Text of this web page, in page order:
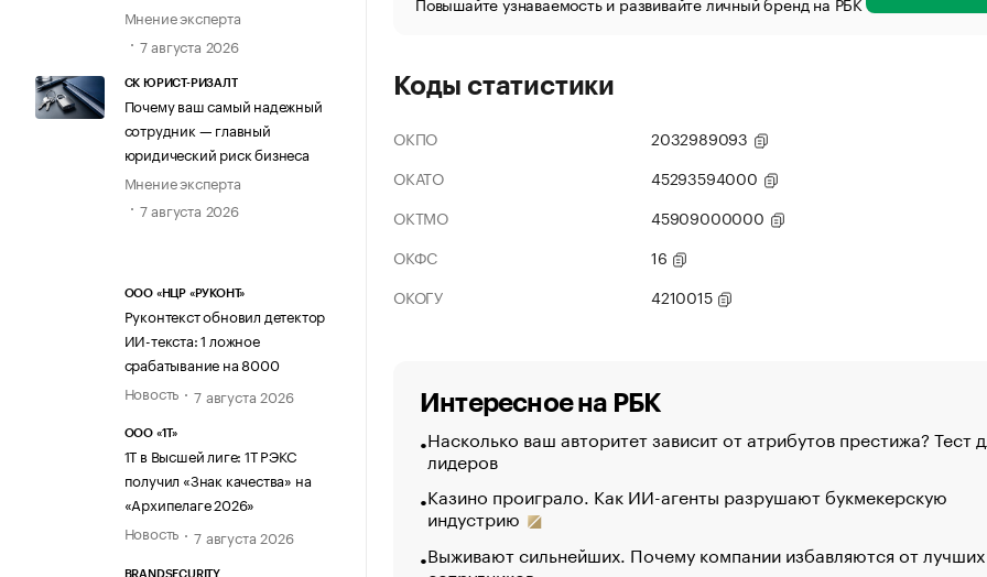
Мнение эксперта
7 августа 2026
СК ЮРИСТ-РИЗАЛТ
Почему ваш самый надежный
сотрудник — главный
юридический риск бизнеса
Мнение эксперта
7 августа 2026
ООО «НЦР «РУКОНТ»
Руконтекст обновил детектор
ИИ-текста: 1 ложное
срабатывание на 8000
Новость
7 августа 2026
ООО «1Т»
1Т в Высшей лиге: 1Т РЭКС
получил «Знак качества» на
«Архипелаге 2026»
Новость
7 августа 2026
BRANDSECURITY
Коды статистики
ОКПО
2032989093
ОКАТО
45293594000
ОКТМО
45909000000
ОКФС
16
ОКОГУ
4210015
Интересное на РБК
Насколько ваш авторитет зависит от атрибутов престижа? Тест
лидеров
Казино проиграло. Как ИИ-агенты разрушают букмекерскую
индустрию
Выживают сильнейших. Почему компании избавляются от лучших